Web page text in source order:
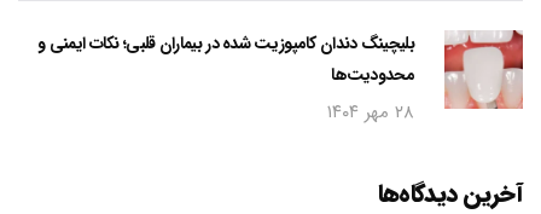
بلیچینگ دندان کامپوزیت شده در بیماران قلبی؛ نکات ایمنی و
محدودیت‌ها
۲۸ مهر ۱۴۰۴
آخرین دیدگاه‌ها